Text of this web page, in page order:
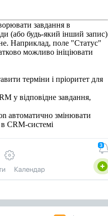
завдання в
(або будь-який інший запис)
Наприклад, поле "Статус"
можливо ініціювати
терміни і пріоритет для
у відповідне завдання,
автоматично змінювати
CRM-системі